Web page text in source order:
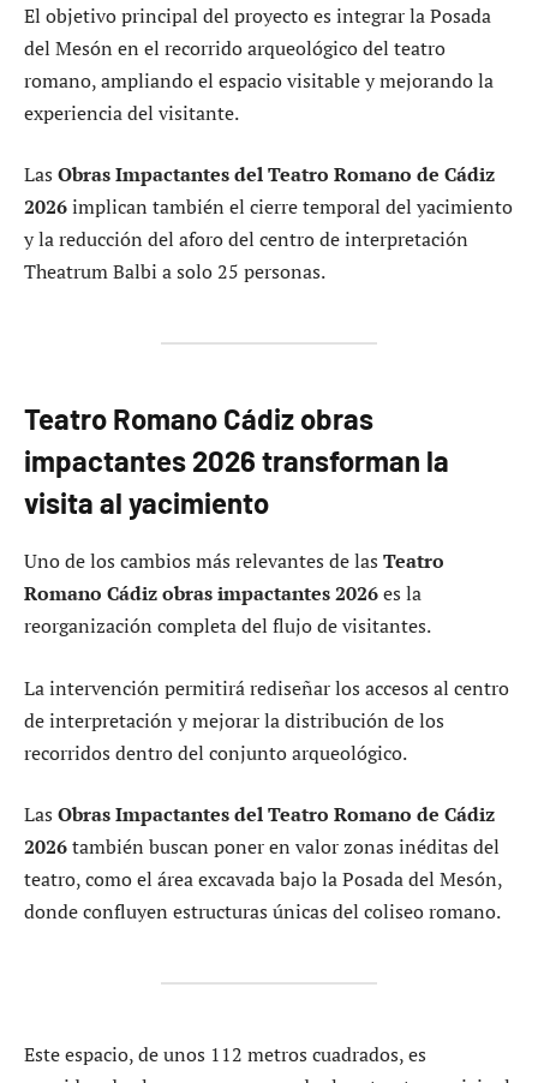
El objetivo principal del proyecto es integrar la Posada
del Mesón en el recorrido arqueológico del teatro
romano, ampliando el espacio visitable y mejorando la
experiencia del visitante.
Las Obras Impactantes del Teatro Romano de Cádiz
2026implican también el cierre temporal del yacimiento
y la reducción del aforo del centro de interpretación
Theatrum Balbi a solo 25 personas.
Teatro Romano Cádiz obras
impactantes 2026 transforman la
visita al yacimiento
Uno de los cambios más relevantes de las Teatro
Romano Cádiz obras impactantes 2026es la
reorganización completa del flujo de visitantes.
La intervención permitirá rediseñar los accesos al centro
de interpretación y mejorar la distribución de los
recorridos dentro del conjunto arqueológico.
Las Obras Impactantes del Teatro Romano de Cádiz
2026también buscan poner en valor zonas inéditas del
teatro, como el área excavada bajo la Posada del Mesón,
donde confluyen estructuras únicas del coliseo romano.
Este espacio, de unos 112 metros cuadrados, es